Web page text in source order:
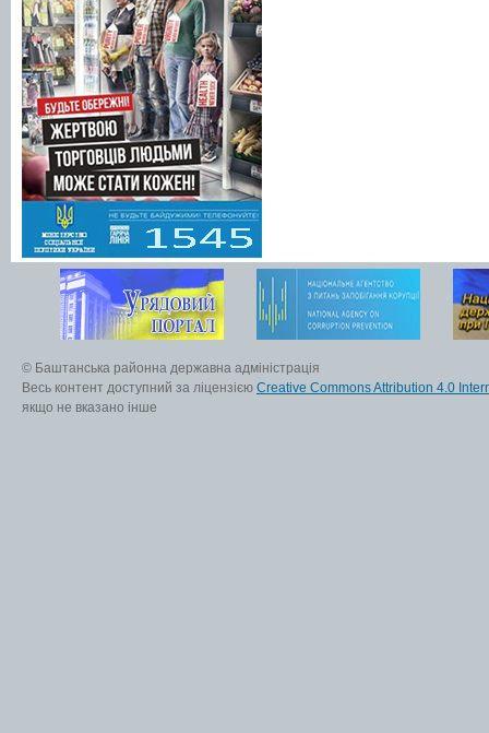
© Баштанська районна державна адміністрація
Весь контент доступний за ліцензією Creative Commons Attribution 4.0
якщо не вказано інше